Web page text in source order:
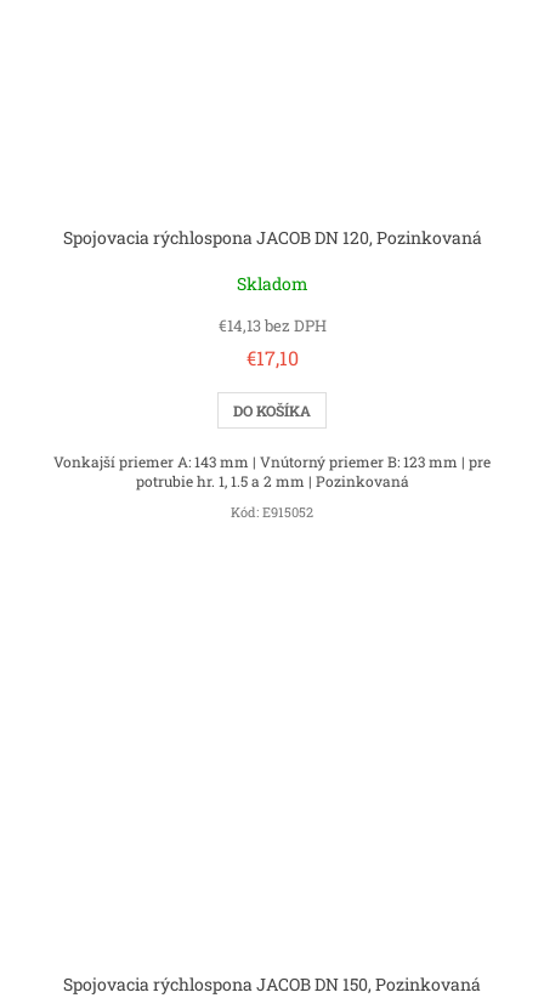
Spojovacia rýchlospona JACOB DN 120, Pozinkovaná
Skladom
€14,13 bez DPH
€17,10
DO KOŠÍKA
Vonkajší priemer A: 143 mm | Vnútorný priemer B: 123 mm | pre
potrubie hr. 1, 1.5 a 2 mm | Pozinkovaná
Kód: E915052
Spojovacia rýchlospona JACOB DN 150, Pozinkovaná